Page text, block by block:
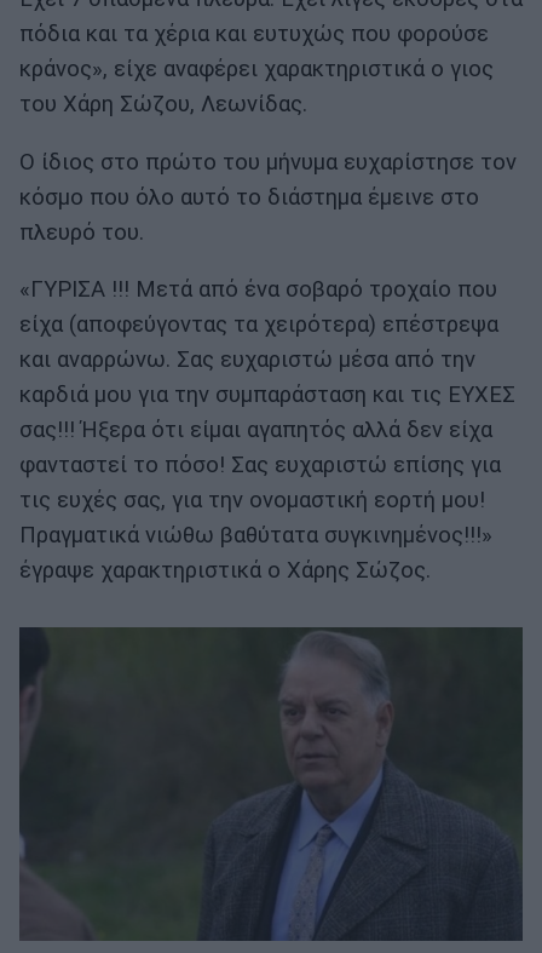
πόδια και τα χέρια και ευτυχώς που φορούσε
κράνος», είχε αναφέρει χαρακτηριστικά ο γιος
του Χάρη Σώζου, Λεωνίδας.
Ο ίδιος στο πρώτο του μήνυμα ευχαρίστησε τον
κόσμο που όλο αυτό το διάστημα έμεινε στο
πλευρό του.
«ΓΥΡΙΣΑ !!! Μετά από ένα σοβαρό τροχαίο που
είχα (αποφεύγοντας τα χειρότερα) επέστρεψα
και αναρρώνω. Σας ευχαριστώ μέσα από την
καρδιά μου για την συμπαράσταση και τις ΕΥΧΕΣ
σας!!! Ήξερα ότι είμαι αγαπητός αλλά δεν είχα
φανταστεί το πόσο! Σας ευχαριστώ επίσης για
τις ευχές σας, για την ονομαστική εορτή μου!
Πραγματικά νιώθω βαθύτατα συγκινημένος!!!»
έγραψε χαρακτηριστικά ο Χάρης Σώζος.